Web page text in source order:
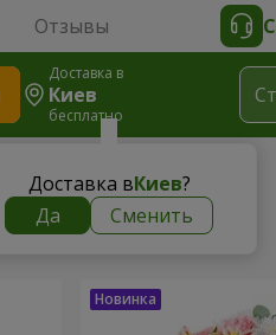
Отзывы
Доставка в
Киев
бесплатно
Доставка вКиев?
Да
Сменить